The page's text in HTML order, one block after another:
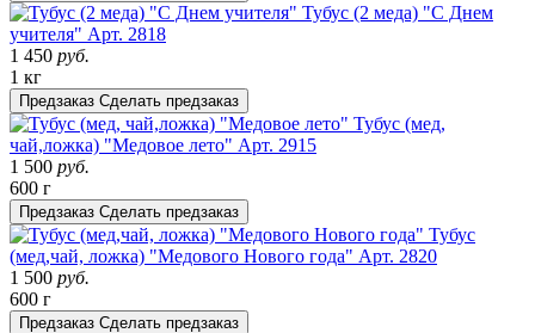
Тубус (2 меда) "С Днем
учителя" Арт. 2818
1 450 руб.
1 кг
Предзаказ Сделать предзаказ
Тубус (мед,
чай,ложка) "Медовое лето" Арт. 2915
1 500 руб.
600 г
Предзаказ Сделать предзаказ
Тубус
(мед,чай, ложка) "Медового Нового года" Арт. 2820
1 500 руб.
600 г
Предзаказ Сделать предзаказ